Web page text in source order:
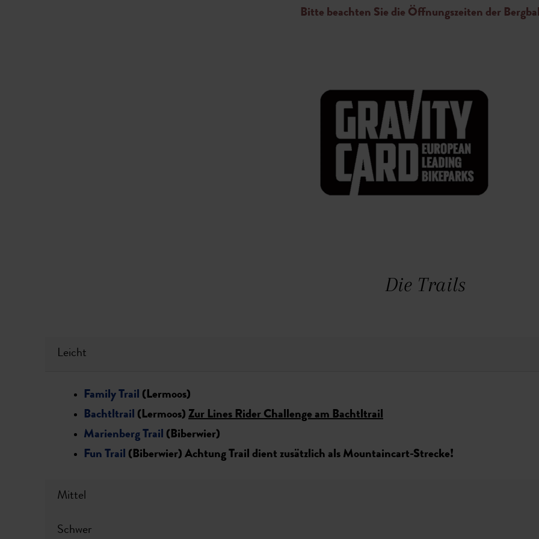
Bitte beachten Sie die Öffnungszeiten der
Die Trails
Leicht
Family Trail (Lermoos)
Bachtltrail (Lermoos) Zur Lines Rider Challenge am Bachtltrail
Marienberg Trail (Biberwier)
Fun Trail (Biberwier) Achtung Trail dient zusätzlich als Mountaincart-Strecke!
Mittel
Schwer